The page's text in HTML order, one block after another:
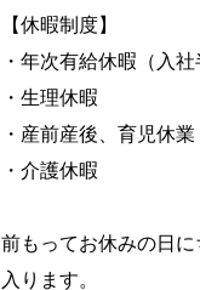
【休暇制度】
・年次有給休暇（入社
・生理休暇
・産前産後、育児休業
・介護休暇
前もってお休みの日
入ります。